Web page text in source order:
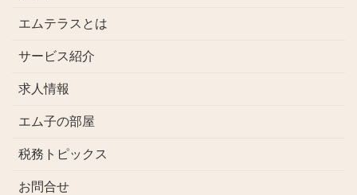
エムテラスとは
サービス紹介
求人情報
エム子の部屋
税務トピックス
お問合せ